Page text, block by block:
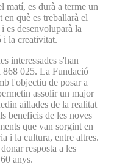
matí, es durà a terme un
què es treballarà el
es desenvoluparà la
i la creativitat.
interessades s'han
868 025. La Fundació
l'objectiu de posar a
assolir un major
aïllades de la realitat
beneficis de les noves
que van sorgint en
i la cultura, entre altres.
resposta a les
anys.